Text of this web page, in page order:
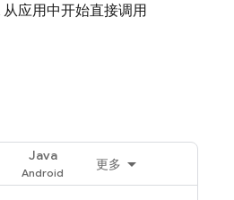
从应用中开始直接调用
Java
更多